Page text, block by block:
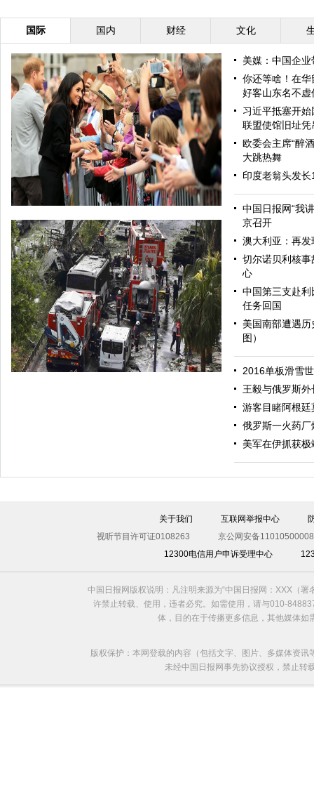
国际 国内 财经 文化
哈里与梅根亮相都柏林街头接受民众欢迎
美媒：中国企
你还等啥！在
好客山东名不虚
习近平抵塞开
联盟使馆旧址凭
欧委会主席“醉
大跳热舞
印度老翁头发
中国日报网“我
京召开
澳大利亚：再
切尔诺贝利核
心
中国第三支赴
任务回国
美国南部遭遇
图）
2016单板滑雪
王毅与俄罗斯
游客目睹阿根
俄罗斯一火药
美军在伊抓获极
关于我们 互联网举报中心
视听节目许可证0108263
京公网安备
12300电信用户申诉受理中心
中国日报网版权说明：凡注明来源为“中国日报网：XXX（
许禁止转载、使用，违者必究。如需使用，请与010-
体，目的在于传播更多信息，其他媒体
版权保护：本网登载的内容（包括文字、图片、多媒体资
未经中国日报网事先协议授权，禁止转